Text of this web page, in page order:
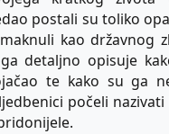
postali su toliko
kao državnog
detaljno opisuje
te kako su ga
počeli